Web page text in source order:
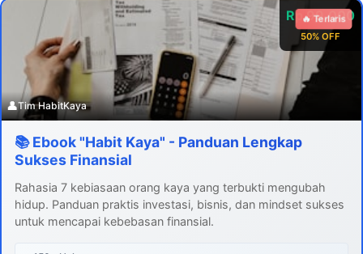
Rp 99.000
50% OFF
🔥 Terlaris
👤Tim HabitKaya
📚 Ebook "Habit Kaya" - Panduan Lengkap
Sukses Finansial
Rahasia 7 kebiasaan orang kaya yang terbukti mengubah
hidup. Panduan praktis investasi, bisnis, dan mindset sukses
untuk mencapai kebebasan finansial.